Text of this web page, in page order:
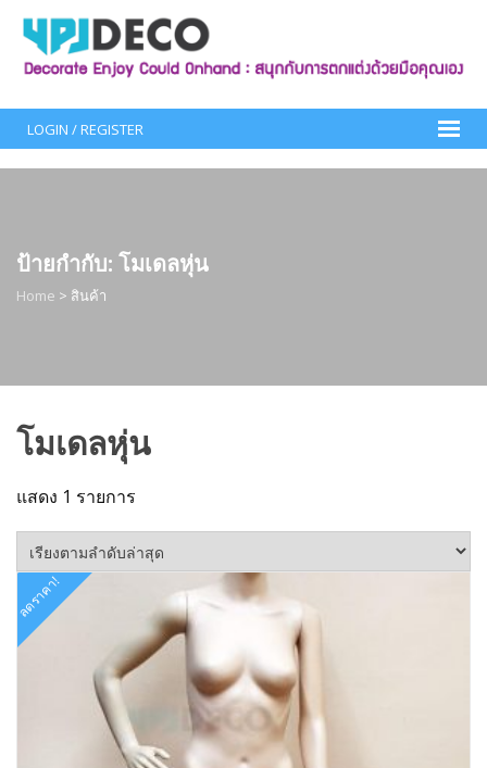
content
LOGIN / REGISTER
ป้ายกำกับ: โมเดลหุ่น
Home > สินค้า
โมเดลหุ่น
แสดง 1 รายการ
ลดราคา!